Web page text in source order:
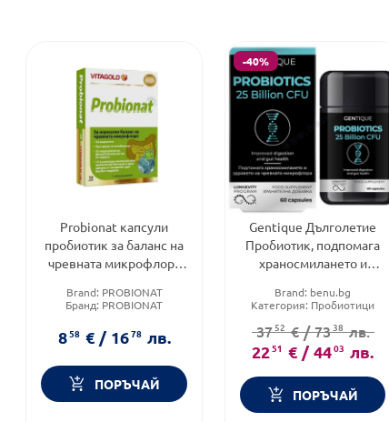
Probionat капсули
пробиотик за баланс на
чревната микрофлора
Brand: PROBIONAT
Бранд: PROBIONAT
възрастни/деца
858 € / 1678 лв.
ПОРЪЧАЙ
-40%
Gentique Дълголетие
Пробиотик, подпомага
храносмилането и
миклофлора 60 капсули
Brand: benu.bg
Категория: Пробиотици
3752€ / 7338лв.
2251 € / 4403 лв.
ПОРЪЧАЙ